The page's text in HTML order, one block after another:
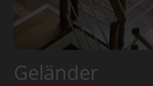
Geländer